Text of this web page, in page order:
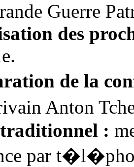
Guerre
des
de la
Anton
:
par